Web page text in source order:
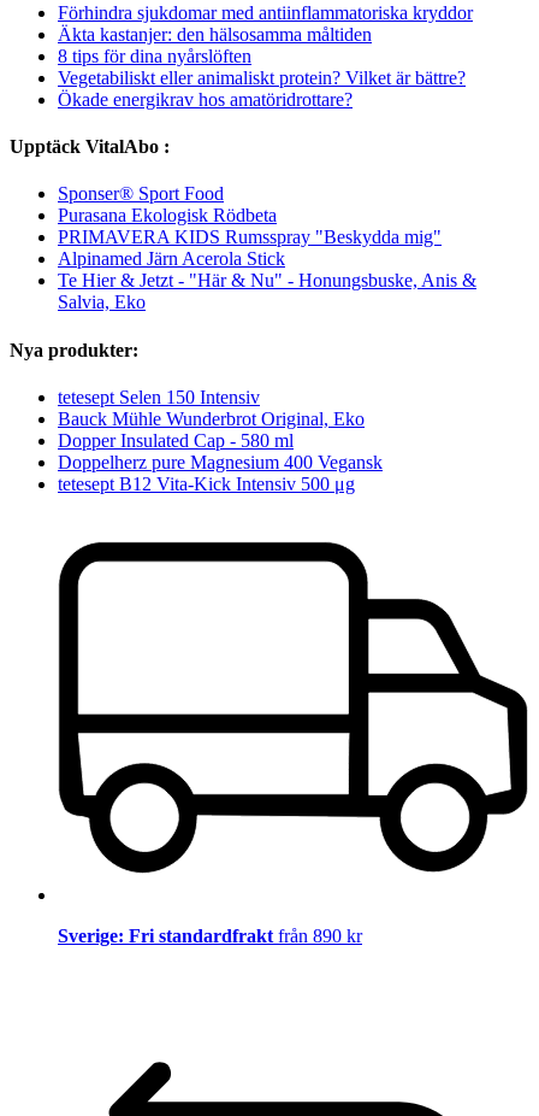
Förhindra sjukdomar med antiinflammatoriska kryddor
Äkta kastanjer: den hälsosamma måltiden
8 tips för dina nyårslöften
Vegetabiliskt eller animaliskt protein? Vilket är bättre?
Ökade energikrav hos amatöridrottare?
Upptäck VitalAbo :
Sponser® Sport Food
Purasana Ekologisk Rödbeta
PRIMAVERA KIDS Rumsspray "Beskydda mig"
Alpinamed Järn Acerola Stick
Te Hier & Jetzt - "Här & Nu" - Honungsbuske, Anis &
Salvia, Eko
Nya produkter:
tetesept Selen 150 Intensiv
Bauck Mühle Wunderbrot Original, Eko
Dopper Insulated Cap - 580 ml
Doppelherz pure Magnesium 400 Vegansk
tetesept B12 Vita-Kick Intensiv 500 μg
Sverige: Fri standardfrakt från 890 kr